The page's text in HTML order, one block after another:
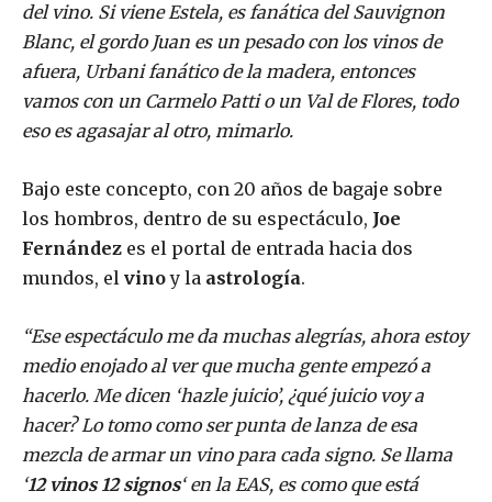
del vino. Si viene Estela, es fanática del Sauvignon
Blanc, el gordo Juan es un pesado con los vinos de
afuera, Urbani fanático de la madera, entonces
vamos con un Carmelo Patti o un Val de Flores, todo
eso es agasajar al otro, mimarlo.
Bajo este concepto, con 20 años de bagaje sobre
los hombros, dentro de su espectáculo, Joe
Fernández es el portal de entrada hacia dos
mundos, el vinoy la astrología.
“Ese espectáculo me da muchas alegrías, ahora estoy
medio enojado al ver que mucha gente empezó a
hacerlo. Me dicen ‘hazle juicio’, ¿qué juicio voy a
hacer? Lo tomo como ser punta de lanza de esa
mezcla de armar un vino para cada signo. Se llama
‘12 vinos 12 signos‘ en la EAS, es como que está